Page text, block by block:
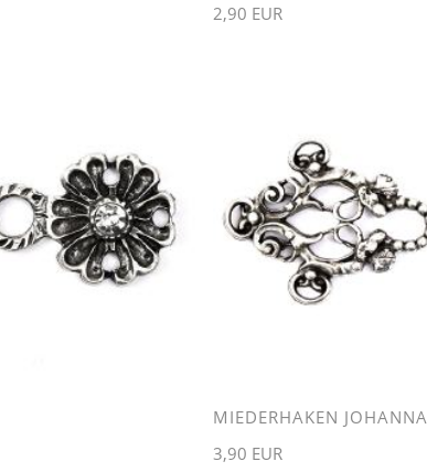
2,90 EUR
MIEDERHAKEN JOHANNA
3,90 EUR